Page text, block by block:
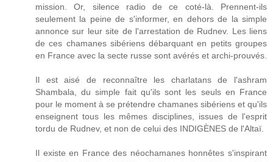
mission. Or, silence radio de ce coté-là. Prennent-ils
seulement la peine de s'informer, en dehors de la simple
annonce sur leur site de l'arrestation de Rudnev. Les liens
de ces chamanes sibériens débarquant en petits groupes
en France avec la secte russe sont avérés et archi-prouvés.
Il est aisé de reconnaître les charlatans de l'ashram
Shambala, du simple fait qu'ils sont les seuls en France
pour le moment à se prétendre chamanes sibériens et qu'ils
enseignent tous les mêmes disciplines, issues de l'esprit
tordu de Rudnev, et non de celui des INDIGÈNES de l'Altaï.
Il existe en France des néochamanes honnêtes s'inspirant